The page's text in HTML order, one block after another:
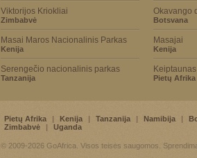
Viktorijos Kriokliai
Zimbabvė
Masai Maros Nacionalinis Parkas
Kenija
Serengečio nacionalinis parkas
Tanzanija
Okavango
Botsvana
Masajai
Kenija
Keiptaunas
Pietų Afrika
Pietų Afrika | Kenija | Tanzanija | Namibija |
Zimbabvė
| Uganda
© 2009-2026 GoAfrica. Visos teisės saugomos.